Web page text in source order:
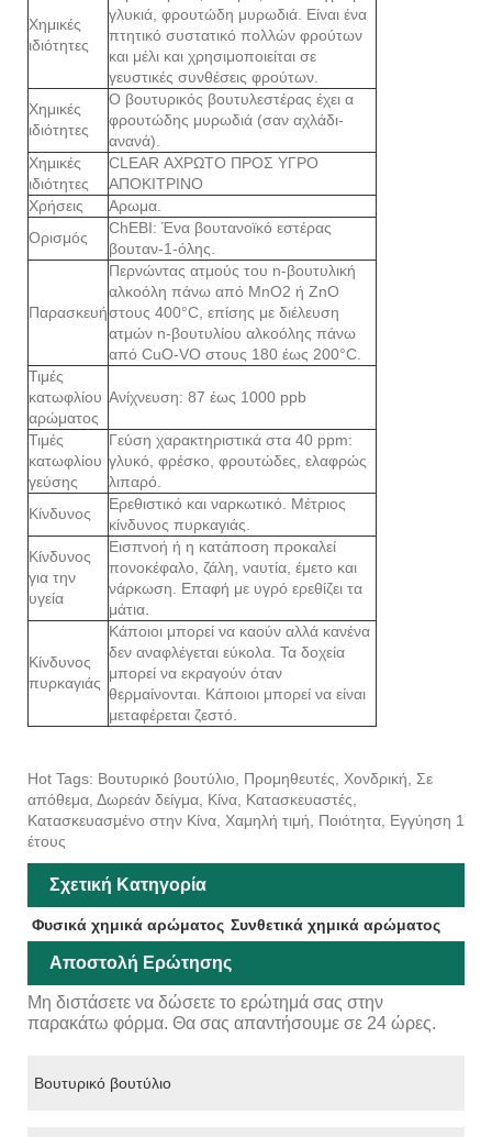
Χημικές
ιδιότητες
γλυκιά, φρουτώδη μυρωδιά. Είναι ένα
πτητικό συστατικό πολλών φρούτων
και μέλι και χρησιμοποιείται σε
γευστικές συνθέσεις φρούτων.
Χημικές
ιδιότητες
Ο βουτυρικός βουτυλεστέρας έχει α
φρουτώδης μυρωδιά (σαν αχλάδι-
ανανά).
Χημικές
ιδιότητες
CLEAR ΑΧΡΩΤΟ ΠΡΟΣ ΥΓΡΟ
ΑΠΟΚΙΤΡΙΝΟ
Χρήσεις
Αρωμα.
Ορισμός
ChEBI: Ένα βουτανοϊκό εστέρας
βουταν-1-όλης.
Παρασκευή
Περνώντας ατμούς του n-βουτυλική
αλκοόλη πάνω από MnO2 ή ZnO
στους 400°C, επίσης με διέλευση
ατμών n-βουτυλίου αλκοόλης πάνω
από CuO-VO στους 180 έως 200°C.
Τιμές
κατωφλίου
αρώματος
Ανίχνευση: 87 έως 1000 ppb
Τιμές
κατωφλίου
γεύσης
Γεύση χαρακτηριστικά στα 40 ppm:
γλυκό, φρέσκο, φρουτώδες, ελαφρώς
λιπαρό.
Κίνδυνος
Ερεθιστικό και ναρκωτικό. Μέτριος
κίνδυνος πυρκαγιάς.
Κίνδυνος
για την
υγεία
Εισπνοή ή η κατάποση προκαλεί
πονοκέφαλο, ζάλη, ναυτία, έμετο και
νάρκωση. Επαφή με υγρό ερεθίζει τα
μάτια.
Κίνδυνος
πυρκαγιάς
Κάποιοι μπορεί να καούν αλλά κανένα
δεν αναφλέγεται εύκολα. Τα δοχεία
μπορεί να εκραγούν όταν
θερμαίνονται. Κάποιοι μπορεί να είναι
μεταφέρεται ζεστό.
Hot Tags: Βουτυρικό βουτύλιο, Προμηθευτές, Χονδρική, Σε
απόθεμα, Δωρεάν δείγμα, Κίνα, Κατασκευαστές,
Κατασκευασμένο στην Κίνα, Χαμηλή τιμή, Ποιότητα, Εγγύηση 1
έτους
Σχετική Κατηγορία
Φυσικά χημικά αρώματος Συνθετικά χημικά αρώματος
Αποστολή Ερώτησης
Μη διστάσετε να δώσετε το ερώτημά σας στην
παρακάτω φόρμα. Θα σας απαντήσουμε σε 24 ώρες.